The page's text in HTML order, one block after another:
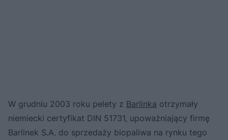
W grudniu 2003 roku pelety z Barlinka otrzymały
niemiecki certyfikat DIN 51731, upoważniający firmę
Barlinek S.A. do sprzedaży biopaliwa na rynku tego